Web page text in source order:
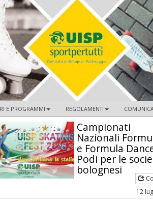
E PROGRAMMI REGOLAMENTI
Campionati
Nazionali
e Formula
Podi per le
bolognesi
12